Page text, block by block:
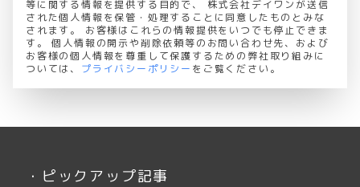
等に関する情報を提供する目的で、 株式会社デイワンが送信
された個人情報を保管・処理することに同意したものとみな
されます。 お客様はこれらの情報提供をいつでも停止できま
す。 個人情報の開示や削除依頼等のお問い合わせ先、および
お客様の個人情報を尊重して保護するための弊社取り組みに
ついては、 プライバシーポリシー をご覧ください。
・ ピックアップ記事